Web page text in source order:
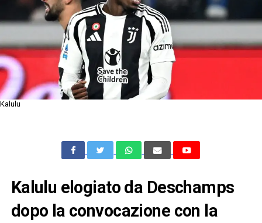
Kalulu
Kalulu elogiato da Deschamps
dopo la convocazione con la